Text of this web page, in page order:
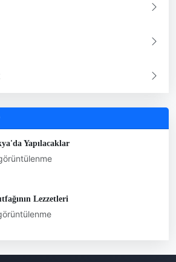
Yapılacaklar
Lezzetleri